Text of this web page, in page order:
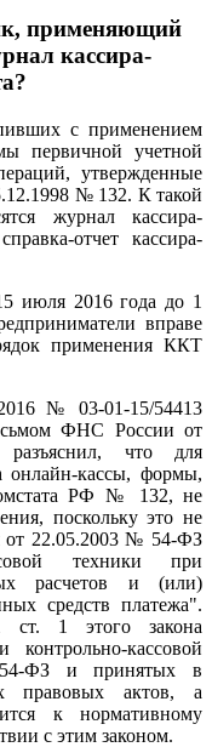
применяющий
кассира-
с применением
первичной учетной
утвержденные
№ 132. К такой
журнал кассира-
отчет кассира-
июля 2016 года до 1
вправе
применения ККТ
№ 03-01-15/54413
ФНС России от
что для
онлайн-кассы, формы,
РФ № 132, не
поскольку это не
от 22.05.2003 № 54-ФЗ
техники при
расчетов и (или)
средств платежа".
1 этого закона
кассовой
ФЗ и принятых в
правовых актов, а
к нормативному
с этим законом.